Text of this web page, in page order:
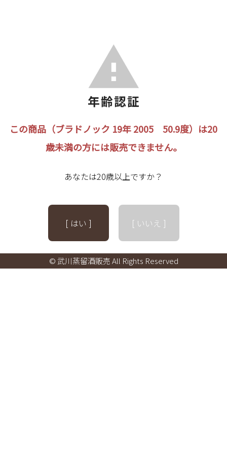
この商品（ブラドノック 19年 2005 50.9度）は20
歳未満の方には販売できません。
あなたは20歳以上ですか？
[ はい ] [ いいえ ]
© 武川蒸留酒販売 All Rights Reserved